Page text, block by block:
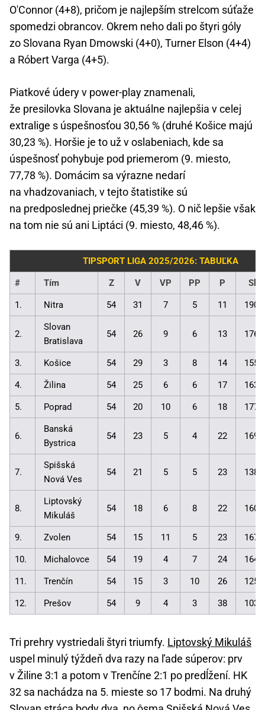
O'Connor (4+8), pričom je najlepším strelcom súťaže
spomedzi obrancov. Okrem neho dali po štyri góly
zo Slovana Ryan Dmowski (4+0), Turner Elson (4+4)
a Róbert Varga (4+5).
Piatkové údery v power-play znamenali,
že presilovka Slovana je aktuálne najlepšia v celej
extralige s úspešnosťou 30,56 % (druhé Košice majú
30,23 %). Horšie je to už v oslabeniach, kde sa
úspešnosť pohybuje pod priemerom (9. miesto,
77,78 %). Domácim sa výrazne nedarí
na vhadzovaniach, v tejto štatistike sú
na predposlednej priečke (45,39 %). O nič lepšie však
na tom nie sú ani Liptáci (9. miesto, 48,46 %).
TIPSPORT LIGA 2025/2026: TABUĽKA
# Tím Z V VP PP P
1. Nitra 54 31 7 5 11
2.
Slovan
Bratislava
54 26 9 6 13
3. Košice 54 29 3 8 14
4. Žilina 54 25 6 6 17
5. Poprad 54 20 10 6 18
6.
Banská
Bystrica
54 23 5 4 22
7.
Spišská
Nová Ves
54 21 5 5 23
8.
Liptovský
Mikuláš
54 18 6 8 22
9. Zvolen 54 15 11 5 23
10. Michalovce 54 19 4 7 24
11. Trenčín 54 15 3 10 26
12. Prešov 54 9 4 3 38
Tri prehry vystriedali štyri triumfy. Liptovský Mikuláš
uspel minulý týždeň dva razy na ľade súperov: prv
v Žiline 3:1 a potom v Trenčíne 2:1 po predĺžení. HK
32 sa nachádza na 5. mieste so 17 bodmi. Na druhý